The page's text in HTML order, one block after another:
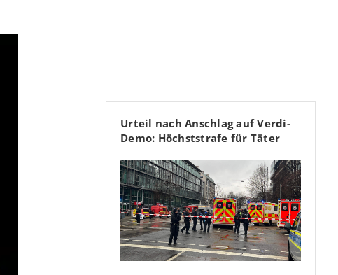
Urteil nach Anschlag auf Verdi-
Demo: Höchststrafe für Täter